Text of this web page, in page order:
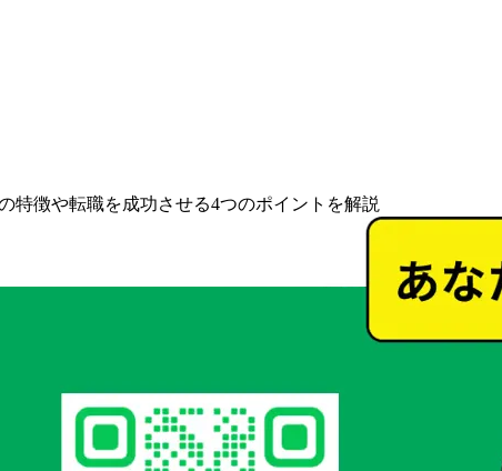
特徴や転職を成功させる4つのポイントを解説